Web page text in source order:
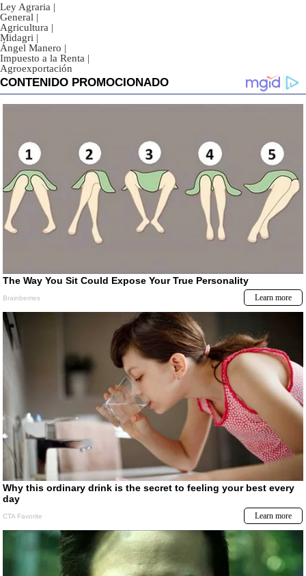
Ley Agraria |
General |
Agricultura |
Midagri |
Ángel Manero |
Impuesto a la Renta |
Agroexportación